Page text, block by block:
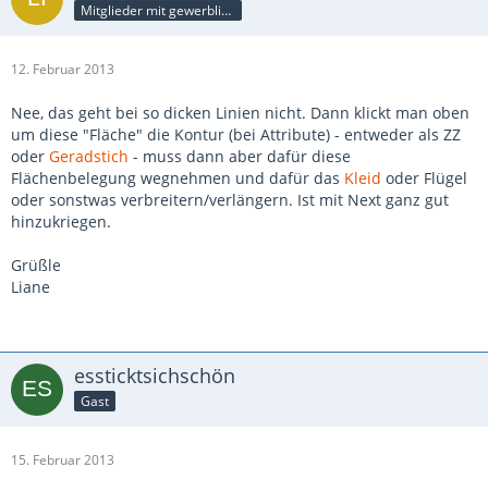
Mitglieder mit gewerblicher Verbindung, auch als Mitarbeiter/in
12. Februar 2013
Nee, das geht bei so dicken Linien nicht. Dann klickt man oben
um diese "Fläche" die Kontur (bei Attribute) - entweder als ZZ
oder Geradstich - muss dann aber dafür diese
Flächenbelegung wegnehmen und dafür das Kleid oder Flügel
oder sonstwas verbreitern/verlängern. Ist mit Next ganz gut
hinzukriegen.
Grüßle
Liane
essticktsichschön
Gast
15. Februar 2013